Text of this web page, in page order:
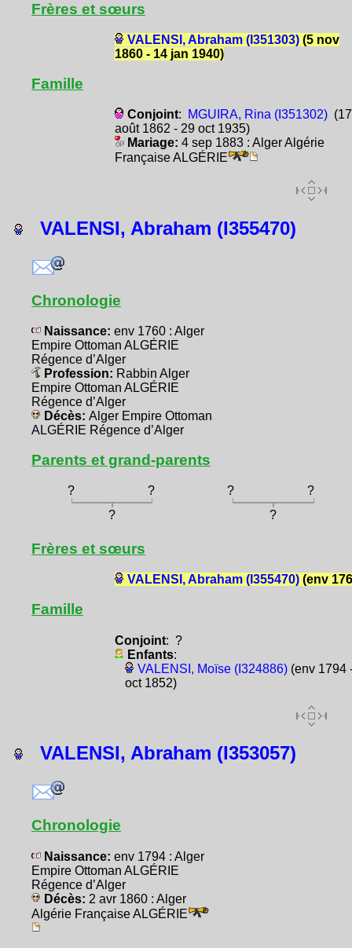
Frères et sœurs
VALENSI, Abraham (I351303)(5 nov
1860 - 14 jan 1940)
Famille
Conjoint: MGUIRA, Rina (I351302)(17
août 1862 - 29 oct 1935)
Mariage: 4 sep 1883 : Alger Algérie
Française ALGÉRIE
VALENSI, Abraham (I355470)
Chronologie
Naissance: env 1760 : Alger
Empire Ottoman ALGÉRIE
Régence d’Alger
Profession: Rabbin Alger
Empire Ottoman ALGÉRIE
Régence d’Alger
Décès: Alger Empire Ottoman
ALGÉRIE Régence d’Alger
Parents et grand-parents
? ? ?
?
?
?
Frères et sœurs
VALENSI, Abraham (I355470)(env
Famille
Conjoint: ?
Enfants:
VALENSI, Moïse (I324886)(env 1794
oct 1852)
VALENSI, Abraham (I353057)
Chronologie
Naissance: env 1794 : Alger
Empire Ottoman ALGÉRIE
Régence d’Alger
Décès: 2 avr 1860 : Alger
Algérie Française ALGÉRIE